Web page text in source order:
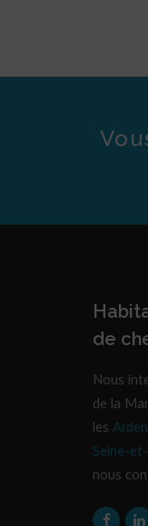
de
Nous
de la
les
Seine-
nous